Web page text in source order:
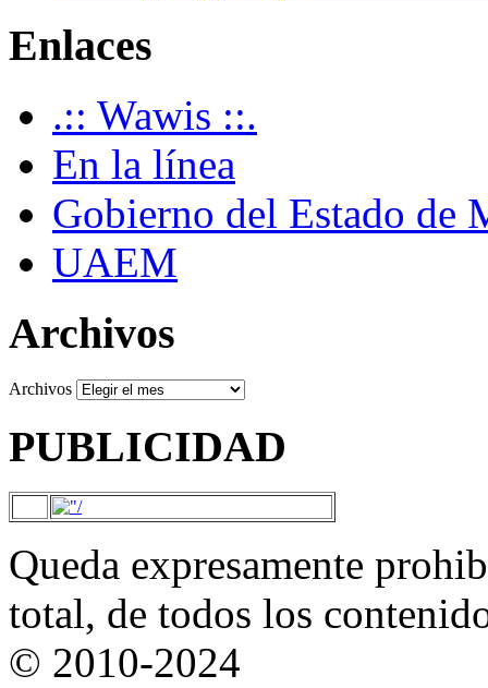
Enlaces
.:: Wawis ::.
En la línea
Gobierno del Estado de
UAEM
Archivos
Archivos
PUBLICIDAD
Queda expresamente
total, de todos los
© 2010-2024